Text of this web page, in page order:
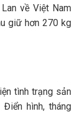
về Việt Nam
giữ hơn 270 kg
tình trạng sản
hình, tháng